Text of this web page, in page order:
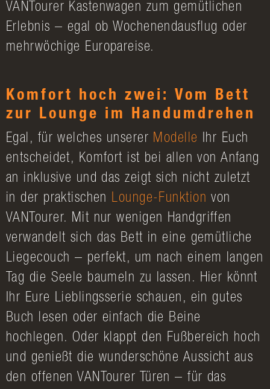
VANTourer Kastenwagen zum gemütlichen
Erlebnis – egal ob Wochenendausflug oder
mehrwöchige Europareise.
Komfort hoch zwei: Vom Bett
zur Lounge im Handumdrehen
Egal, für welches unserer Modelle Ihr Euch
entscheidet, Komfort ist bei allen von Anfang
an inklusive und das zeigt sich nicht zuletzt
in der praktischen Lounge-Funktion von
VANTourer. Mit nur wenigen Handgriffen
verwandelt sich das Bett in eine gemütliche
Liegecouch – perfekt, um nach einem langen
Tag die Seele baumeln zu lassen. Hier könnt
Ihr Eure Lieblingsserie schauen, ein gutes
Buch lesen oder einfach die Beine
hochlegen. Oder klappt den Fußbereich hoch
und genießt die wunderschöne Aussicht aus
den offenen VANTourer Türen – für das